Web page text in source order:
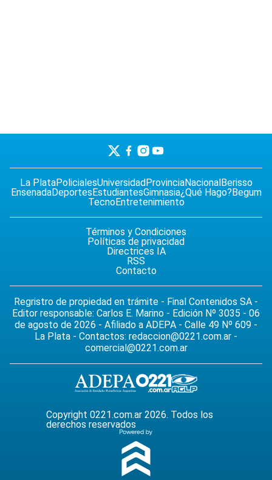
La PlataPolicialesUniversidad ProvinciaNacional Berisso
EnsenadaDeportes EstudiantesGimnasia¿Qué Hago? Begum
TecnoEntretenimiento
Términos y Condiciones
Políticas de privacidad
Directrices IA
RSS
Contacto
Regristro de propiedad en trámite - Final Contenidos SA -
Editor responsable: Carlos E. Marino - Edición Nº 3035 - 06
de agosto de 2026 - Afiliado a ADEPA - Calle 49 Nº 609 -
La Plata - Contactos: redaccion@0221.com.ar -
comercial@0221.com.ar
Copyright 0221.com.ar 2026. Todos los
derechos reservados